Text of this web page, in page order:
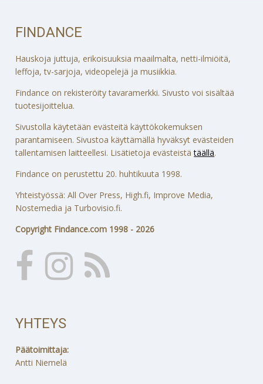
FINDANCE
Hauskoja juttuja, erikoisuuksia maailmalta, netti-ilmiöitä,
leffoja, tv-sarjoja, videopelejä ja musiikkia.
Findance on rekisteröity tavaramerkki. Sivusto voi sisältää
tuotesijoittelua.
Sivustolla käytetään evästeitä käyttökokemuksen
parantamiseen. Sivustoa käyttämällä hyväksyt evästeiden
tallentamisen laitteellesi. Lisätietoja evästeistätäällä.
Findance on perustettu 20. huhtikuuta 1998.
Yhteistyössä: All Over Press, High.fi, Improve Media,
Nostemedia ja Turbovisio.fi.
Copyright Findance.com 1998 - 2026
YHTEYS
Päätoimittaja:
Antti Niemelä